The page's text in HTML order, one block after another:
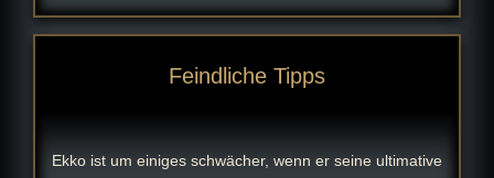
Feindliche Tipps
Ekko ist um einiges schwächer, wenn er seine ultimative